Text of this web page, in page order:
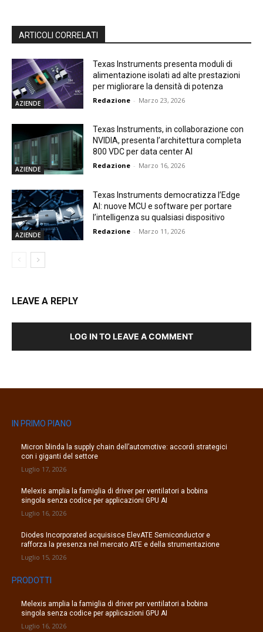
ARTICOLI CORRELATI
AZIENDE
Texas Instruments presenta moduli di
alimentazione isolati ad alte prestazioni
per migliorare la densità di potenza
Redazione - Marzo 23, 2026
AZIENDE
Texas Instruments, in collaborazione con
NVIDIA, presenta l’architettura completa
800 VDC per data center AI
Redazione - Marzo 16, 2026
AZIENDE
Texas Instruments democratizza l’Edge
AI: nuove MCU e software per portare
l’intelligenza su qualsiasi dispositivo
Redazione - Marzo 11, 2026
LEAVE A REPLY
LOG IN TO LEAVE A COMMENT
IN PRIMO PIANO
Micron blinda la supply chain dell’automotive: accordi strategici
con i giganti del settore
Luglio 17, 2026
Melexis amplia la famiglia di driver per ventilatori a bobina
singola senza codice per applicazioni GPU AI
Luglio 16, 2026
Diodes Incorporated acquisisce ElevATE Semiconductor e
rafforza la presenza nel mercato ATE e della strumentazione
Luglio 15, 2026
PRODOTTI
Melexis amplia la famiglia di driver per ventilatori a bobina
singola senza codice per applicazioni GPU AI
Luglio 16, 2026